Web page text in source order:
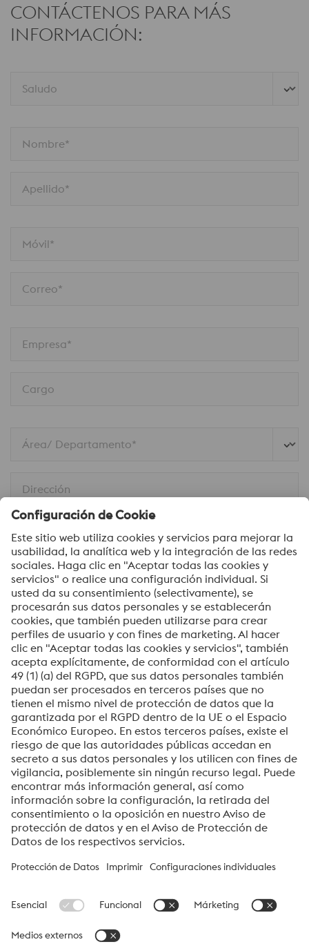
CONTÁCTENOS PARA MÁS
INFORMACIÓN:
Saludo
Nombre*
Apellido*
Móvil*
Correo*
Empresa*
Cargo
Área/ Departamento*
Dirección
Mensaje*
Sí, me gustaría recibir información ocasional,
invitaciones y otra información relevante para mí.
Enviar
Verificación Anti-Robot
Haga clic para iniciar la verificación
FriendlyCaptcha ⇗
voestalpine High Performance Metals del Perú S.A.
voestalpine High Performance Metals del Perú S.A. es la empresa
de ventas en Perú de la división High Performance Metals. La
división se enfoca en segmentos de productos tecnológicamente
herramientas y otros aceros especiales.
Grupo_voestalpine Navigation